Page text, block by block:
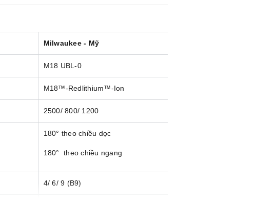
Milwaukee - Mỹ
M18 UBL-0
M18™-Redlithium™-Ion
2500/ 800/ 1200
180° theo chiều dọc
180° theo chiều ngang
4/ 6/ 9 (B9)